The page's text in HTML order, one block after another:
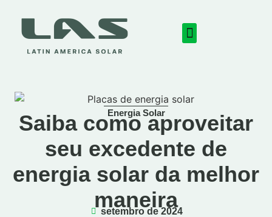
Energia Solar
Saiba como aproveitar
seu excedente de
energia solar da melhor
maneira
setembro de 2024